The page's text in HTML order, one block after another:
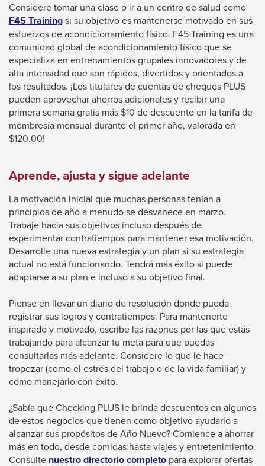
Considere tomar una clase o ir a un centro de salud como
F45 TrainingThis
link
will
trigger
a
popup
message.
si su objetivo es mantenerse motivado en sus
esfuerzos de acondicionamiento físico. F45 Training es una
comunidad global de acondicionamiento físico que se
especializa en entrenamientos grupales innovadores y de
alta intensidad que son rápidos, divertidos y orientados a
los resultados. ¡Los titulares de cuentas de cheques PLUS
pueden aprovechar ahorros adicionales y recibir una
primera semana gratis más $10 de descuento en la tarifa de
membresía mensual durante el primer año, valorada en
$120.00!
Aprende, ajusta y sigue adelante
La motivación inicial que muchas personas tenían a
principios de año a menudo se desvanece en marzo.
Trabaje hacia sus objetivos incluso después de
experimentar contratiempos para mantener esa motivación.
Desarrolle una nueva estrategia y un plan si su estrategia
actual no está funcionando. Tendrá más éxito si puede
adaptarse a su plan e incluso a su objetivo final.
Piense en llevar un diario de resolución donde pueda
registrar sus logros y contratiempos. Para mantenerte
inspirado y motivado, escribe las razones por las que estás
trabajando para alcanzar tu meta para que puedas
consultarlas más adelante. Considere lo que le hace
tropezar (como el estrés del trabajo o de la vida familiar) y
cómo manejarlo con éxito.
¿Sabía que Checking PLUS le brinda descuentos en algunos
de estos negocios que tienen como objetivo ayudarlo a
alcanzar sus propósitos de Año Nuevo? Comience a ahorrar
más en todo, desde comidas hasta viajes y entretenimiento.
Consulte nuestro directorio completo para explorar ofertas